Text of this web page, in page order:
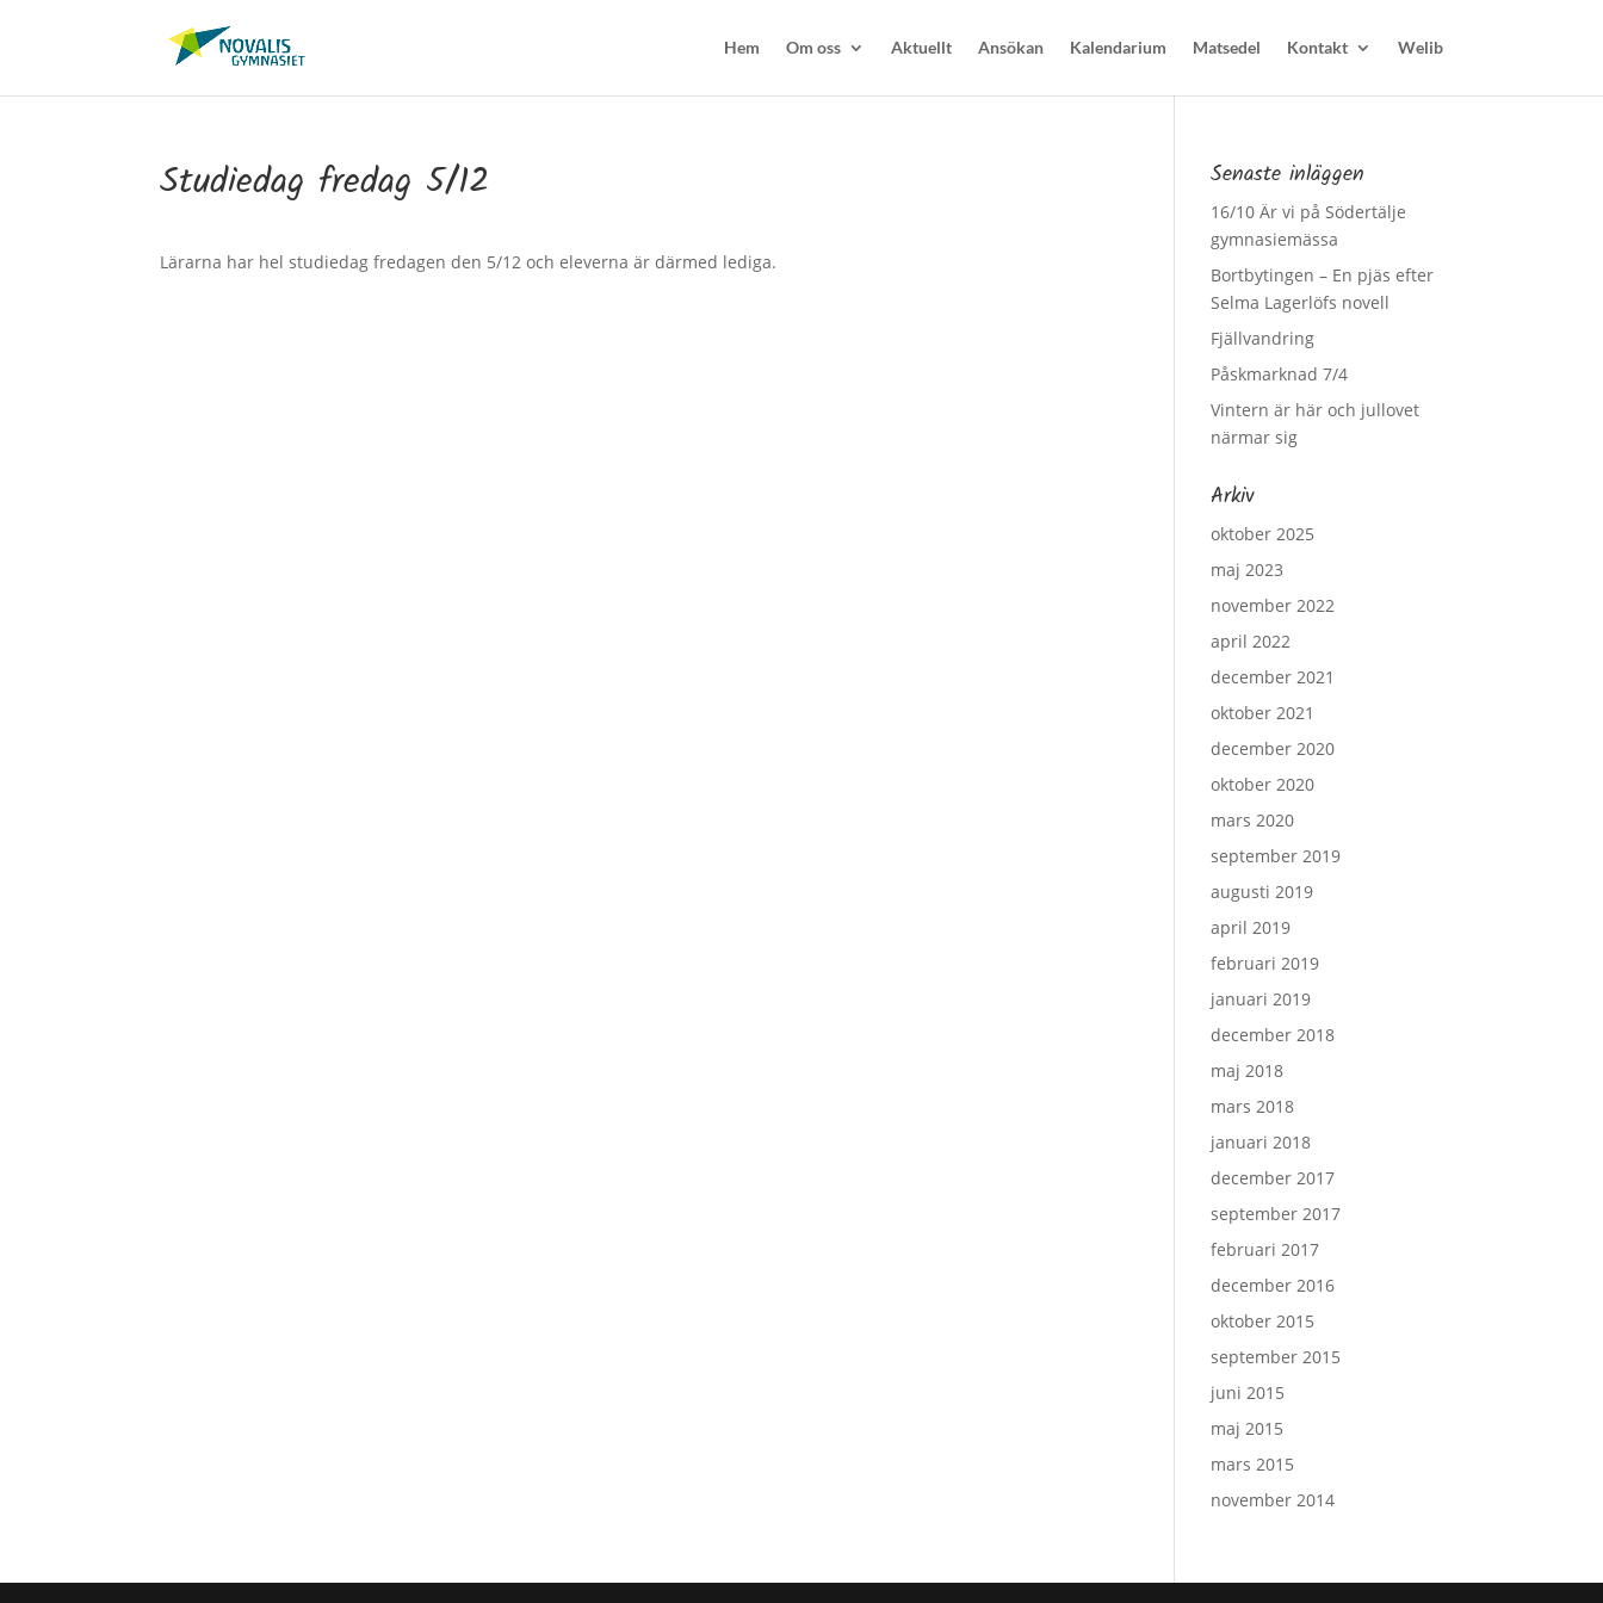
Hem Om oss Aktuellt Ansökan Kalendarium Matsedel Kontakt Welib
Studiedag fredag 5/12
Lärarna har hel studiedag fredagen den 5/12 och eleverna är därmed lediga.
Senaste inläggen
16/10 Är vi på Södertälje
gymnasiemässa
Bortbytingen – En pjäs efter
Selma Lagerlöfs novell
Fjällvandring
Påskmarknad 7/4
Vintern är här och jullovet
närmar sig
Arkiv
oktober 2025
maj 2023
november 2022
april 2022
december 2021
oktober 2021
december 2020
oktober 2020
mars 2020
september 2019
augusti 2019
april 2019
februari 2019
januari 2019
december 2018
maj 2018
mars 2018
januari 2018
december 2017
september 2017
februari 2017
december 2016
oktober 2015
september 2015
juni 2015
maj 2015
mars 2015
november 2014